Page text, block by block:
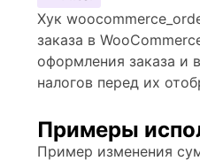
Хук
заказа в
оформления заказа и
налогов перед их
Примеры
Пример изменения